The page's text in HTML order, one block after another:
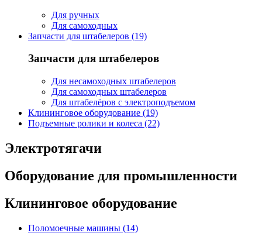
Для ручных
Для самоходных
Запчасти для штабелеров (19)
Запчасти для штабелеров
Для несамоходных штабелеров
Для самоходных штабелеров
Для штабелёров с электроподъемом
Клининговое оборудование (19)
Подъемные ролики и колеса (22)
Электротягачи
Оборудование для промышленности
Клининговое оборудование
Поломоечные машины (14)